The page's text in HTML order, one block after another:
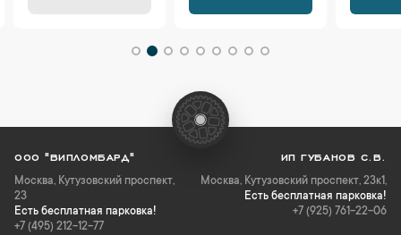
ООО "ВИПЛОМБАРД"
Москва, Кутузовский проспект,
23
Есть бесплатная парковка!
+7 (495) 212-12-77
ИП ГУБАНОВ С.В.
Москва, Кутузовский проспект, 23к1,
Есть бесплатная парковка!
+7 (925) 761-22-06